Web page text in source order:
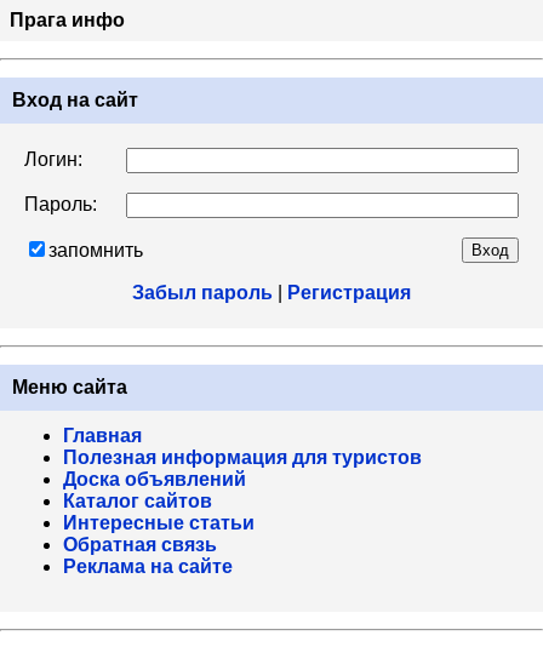
Прага инфо
Вход на сайт
Логин:
Пароль:
запомнить
Забыл пароль Регистрация
Меню сайта
Главная
Полезная информация для туристов
Доска объявлений
Каталог сайтов
Интересные статьи
Обратная связь
Реклама на сайте